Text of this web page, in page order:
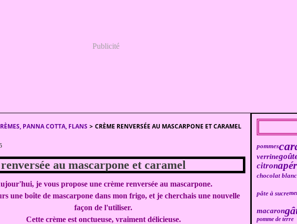
Publicité
PANNA COTTA, FLANS > CRÈME RENVERSÉE AU MASCARPONE ET CARAMEL
au mascarpone et caramel
je vous propose une crème renversée au mascarpone.
une boîte de mascarpone dans mon frigo, et je cherchais une nouvelle
façon de l'utiliser.
Cette crème est onctueuse, vraiment délicieuse.
pommes
verrine
citron
chocolat blanc
pâte à sucre
macaron
pomme de terre